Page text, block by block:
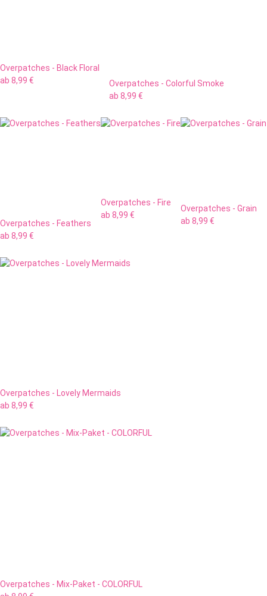
Overpatches - Black Floral
ab 8,99 €
Overpatches - Colorful Smoke
ab 8,99 €
Overpatches - Feathers
ab 8,99 €
Overpatches - Fire
ab 8,99 €
Overpatches - Grain
ab 8,99 €
Overpatches - Lovely Mermaids
ab 8,99 €
Overpatches - Mix-Paket - COLORFUL